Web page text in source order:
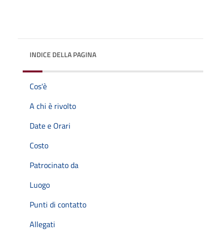
INDICE DELLA PAGINA
Cos'è
A chi è rivolto
Date e Orari
Costo
Patrocinato da
Luogo
Punti di contatto
Allegati